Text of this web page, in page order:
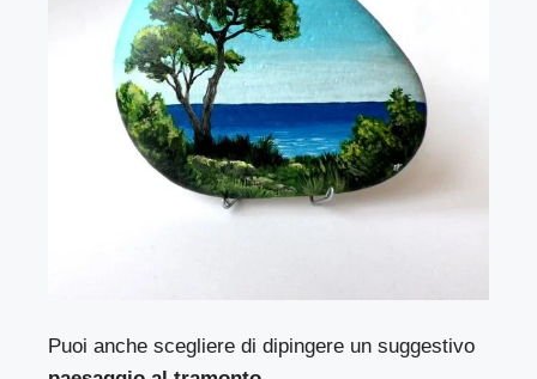
Puoi anche scegliere di dipingere un suggestivo